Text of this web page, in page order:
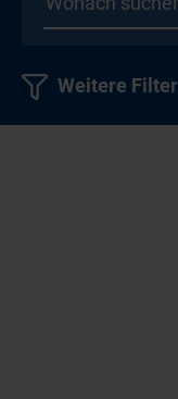
Weitere Filter